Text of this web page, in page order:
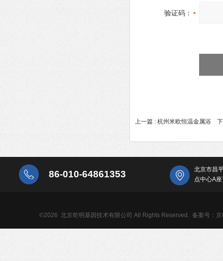
验证码：
上一篇 : 杭州米欧恒温金属浴
86-010-64861353
北京市昌
点中心A
©2026 北京乾明基因技术有限公司 All Rights Reserved.备案号：